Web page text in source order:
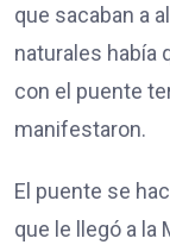
que sacaban a
naturales había
con el puente
manifestaron.
El puente se
que le llegó a la